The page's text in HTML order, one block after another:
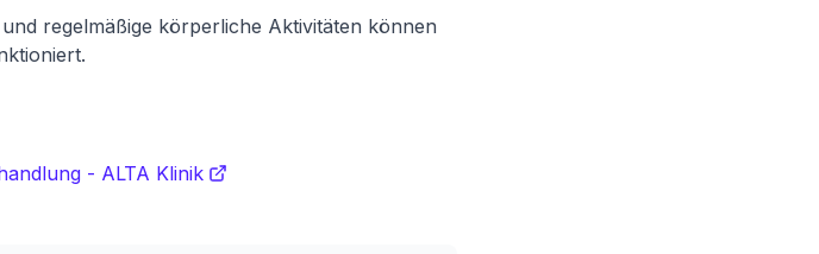
regelmäßige körperliche Aktivitäten können
- ALTA Klinik